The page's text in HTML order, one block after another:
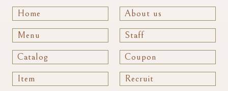
Home About us
Menu Staff
Catalog Coupon
Item Recruit